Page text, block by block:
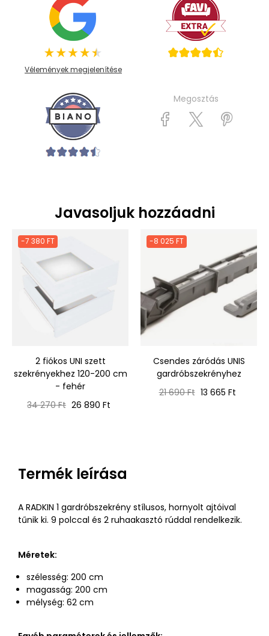
Vélemények megjelenítése
Megosztás
Javasoljuk hozzáadni
-7 380 FT
2 fiókos UNI szett
szekrényekhez 120-200 cm
- fehér
Normál
34 270 Ft Ár
26 890 Ft
-8 025 FT
Csendes záródás UNIS
gardróbszekrényhez
Normál
21 690 Ft Ár
13 665 Ft
Termék leírása
A RADKIN 1 gardróbszekrény stílusos, hornyolt ajtóival
tűnik ki. 9 polccal és 2 ruhaakasztó rúddal rendelkezik.
Méretek:
szélesség: 200 cm
magasság: 200 cm
mélység: 62 cm